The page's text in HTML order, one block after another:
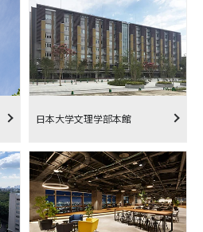
日本大学文理学部本館